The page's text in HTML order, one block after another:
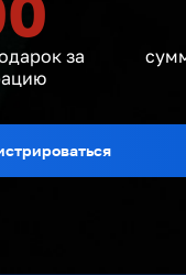
за